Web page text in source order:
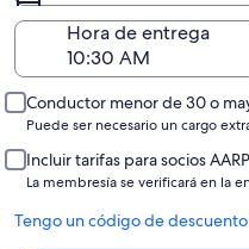
Hora de entrega
Conductor menor de 30 o
Puede ser necesario un cargo
Incluir tarifas para socios AARP
La membresía se verificará en la
Tengo un código de descuento